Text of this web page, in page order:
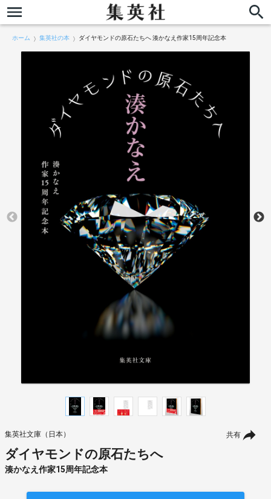
ホーム 集英社の本 ダイヤモンドの原石たちへ 湊かなえ作家15周年記念本
共有
集英社文庫（日本）
ダイヤモンドの原石たちへ
湊かなえ作家15周年記念本